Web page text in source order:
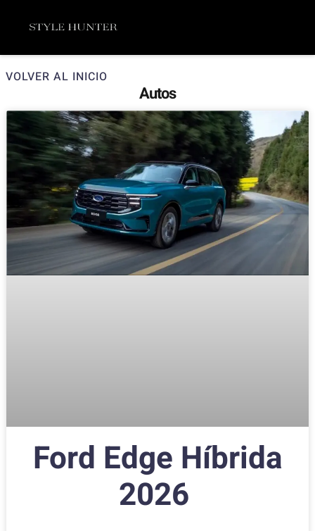
VOLVER AL INICIO
Autos
Ford Edge Híbrida
2026